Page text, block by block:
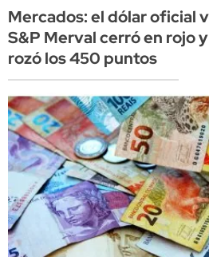
Mercados: el dólar oficial
S&P Merval cerró en rojo
rozó los 450 puntos